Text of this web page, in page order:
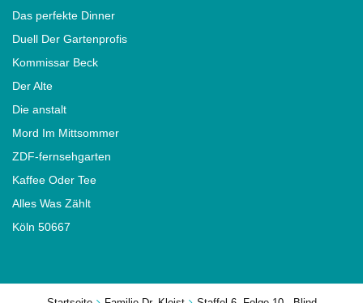
Das perfekte Dinner
Duell Der Gartenprofis
Kommissar Beck
Der Alte
Die anstalt
Mord Im Mittsommer
ZDF-fernsehgarten
Kaffee Oder Tee
Alles Was Zählt
Köln 50667